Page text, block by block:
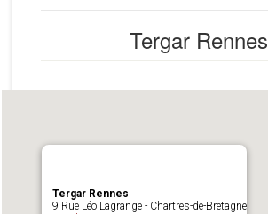
Tergar Rennes
Tergar Rennes
9 Rue Léo Lagrange - Chartres-de-Bretagne